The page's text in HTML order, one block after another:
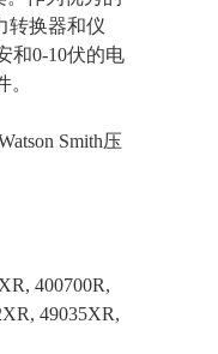
转换器和仪
和0-10伏的电
Smith压
400700R,
49035XR,